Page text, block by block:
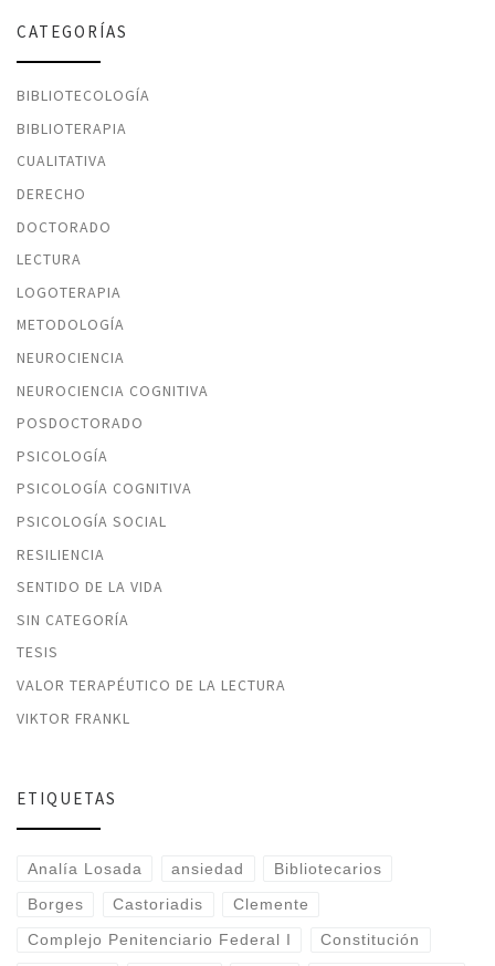
CATEGORÍAS
BIBLIOTECOLOGÍA
BIBLIOTERAPIA
CUALITATIVA
DERECHO
DOCTORADO
LECTURA
LOGOTERAPIA
METODOLOGÍA
NEUROCIENCIA
NEUROCIENCIA COGNITIVA
POSDOCTORADO
PSICOLOGÍA
PSICOLOGÍA COGNITIVA
PSICOLOGÍA SOCIAL
RESILIENCIA
SENTIDO DE LA VIDA
SIN CATEGORÍA
TESIS
VALOR TERAPÉUTICO DE LA LECTURA
VIKTOR FRANKL
ETIQUETAS
Analía Losada ansiedad Bibliotecarios
Borges Castoriadis Clemente
Complejo Penitenciario Federal I Constitución